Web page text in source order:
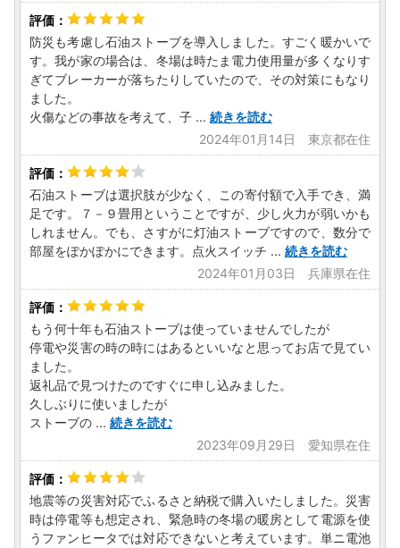
防災も考慮し石油ストーブを導入しました。すごく暖かいで
す。我が家の場合は、冬場は時たま電力使用量が多くなりす
ぎてブレーカーが落ちたりしていたので、その対策にもなり
ました。
火傷などの事故を考えて、子 ... 続きを読む
2024年01月14日 東京都在住
石油ストーブは選択肢が少なく、この寄付額で入手でき、満
足です。７－９畳用ということですが、少し火力が弱いかも
しれません。でも、さすがに灯油ストーブですので、数分で
部屋をぽかぽかにできます。点火スイッチ ... 続きを読む
2024年01月03日 兵庫県在住
もう何十年も石油ストーブは使っていませんでしたが
停電や災害の時の時にはあるといいなと思ってお店で見てい
ました。
返礼品で見つけたのですぐに申し込みました。
久しぶりに使いましたが
ストーブの ... 続きを読む
2023年09月29日 愛知県在住
地震等の災害対応でふるさと納税で購入いたしました。災害
時は停電等も想定され、緊急時の冬場の暖房として電源を使
うファンヒータでは対応できないと考えています。単ニ電池